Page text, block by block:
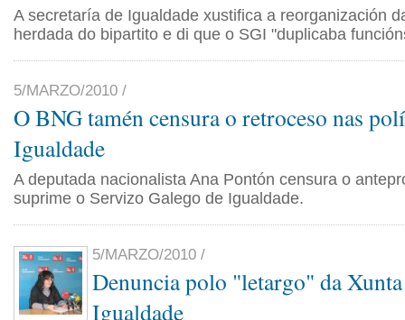
A secretaría de Igualdade xustifica a reorganización
herdada do bipartito e di que o SGI "duplicaba
5/MARZO/2010 /
O BNG tamén censura o retroceso nas
Igualdade
A deputada nacionalista Ana Pontón censura o
suprime o Servizo Galego de Igualdade.
5/MARZO/2010 /
Denuncia polo "letargo" da
Igualdade